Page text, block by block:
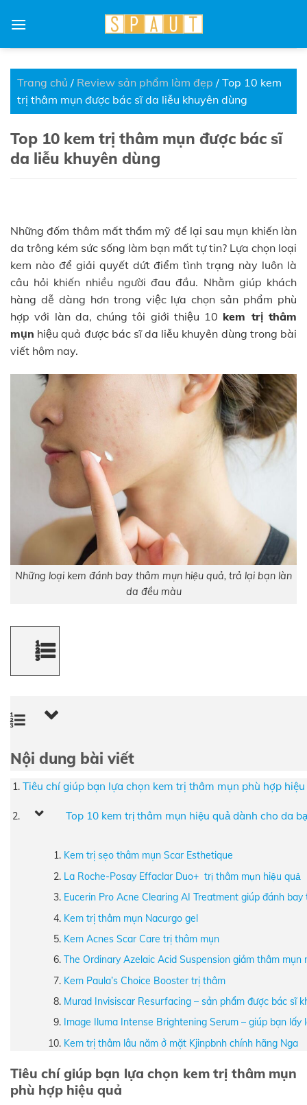
Trang chủ / Review sản phẩm làm đẹp / Top 10 kem
trị thâm mụn được bác sĩ da liễu khuyên dùng
Top 10 kem trị thâm mụn được bác sĩ
da liễu khuyên dùng
Những đốm thâm mất thẩm mỹ để lại sau mụn khiến làn
da trông kém sức sống làm bạn mất tự tin? Lựa chọn loại
kem nào để giải quyết dứt điểm tình trạng này luôn là
câu hỏi khiến nhiều người đau đầu. Nhằm giúp khách
hàng dễ dàng hơn trong việc lựa chọn sản phẩm phù
hợp với làn da, chúng tôi giới thiệu 10 kem trị thâm
mụn hiệu quả được bác sĩ da liễu khuyên dùng trong bài
viết hôm nay.
Những loại kem đánh bay thâm mụn hiệu quả, trả lại bạn làn
da đều màu
Nội dung bài viết
Tiêu chí giúp bạn lựa chọn kem trị thâm mụn phù hợp
Top 10 kem trị thâm mụn hiệu quả dành cho da
Kem trị sẹo thâm mụn Scar Esthetique
La Roche-Posay Effaclar Duo+ trị thâm mụn hiệu quả
Eucerin Pro Acne Clearing AI Treatment giúp đánh bay
Kem trị thâm mụn Nacurgo gel
Kem Acnes Scar Care trị thâm mụn
The Ordinary Azelaic Acid Suspension giảm thâm mụn
Kem Paula’s Choice Booster trị thâm
Murad Invisiscar Resurfacing – sản phẩm được bác sĩ
Image Iluma Intense Brightening Serum – giúp bạn lấy
Kem trị thâm lâu năm ở mặt Kjinpbnh chính hãng Nga
Tiêu chí giúp bạn lựa chọn kem trị thâm mụn
phù hợp hiệu quả